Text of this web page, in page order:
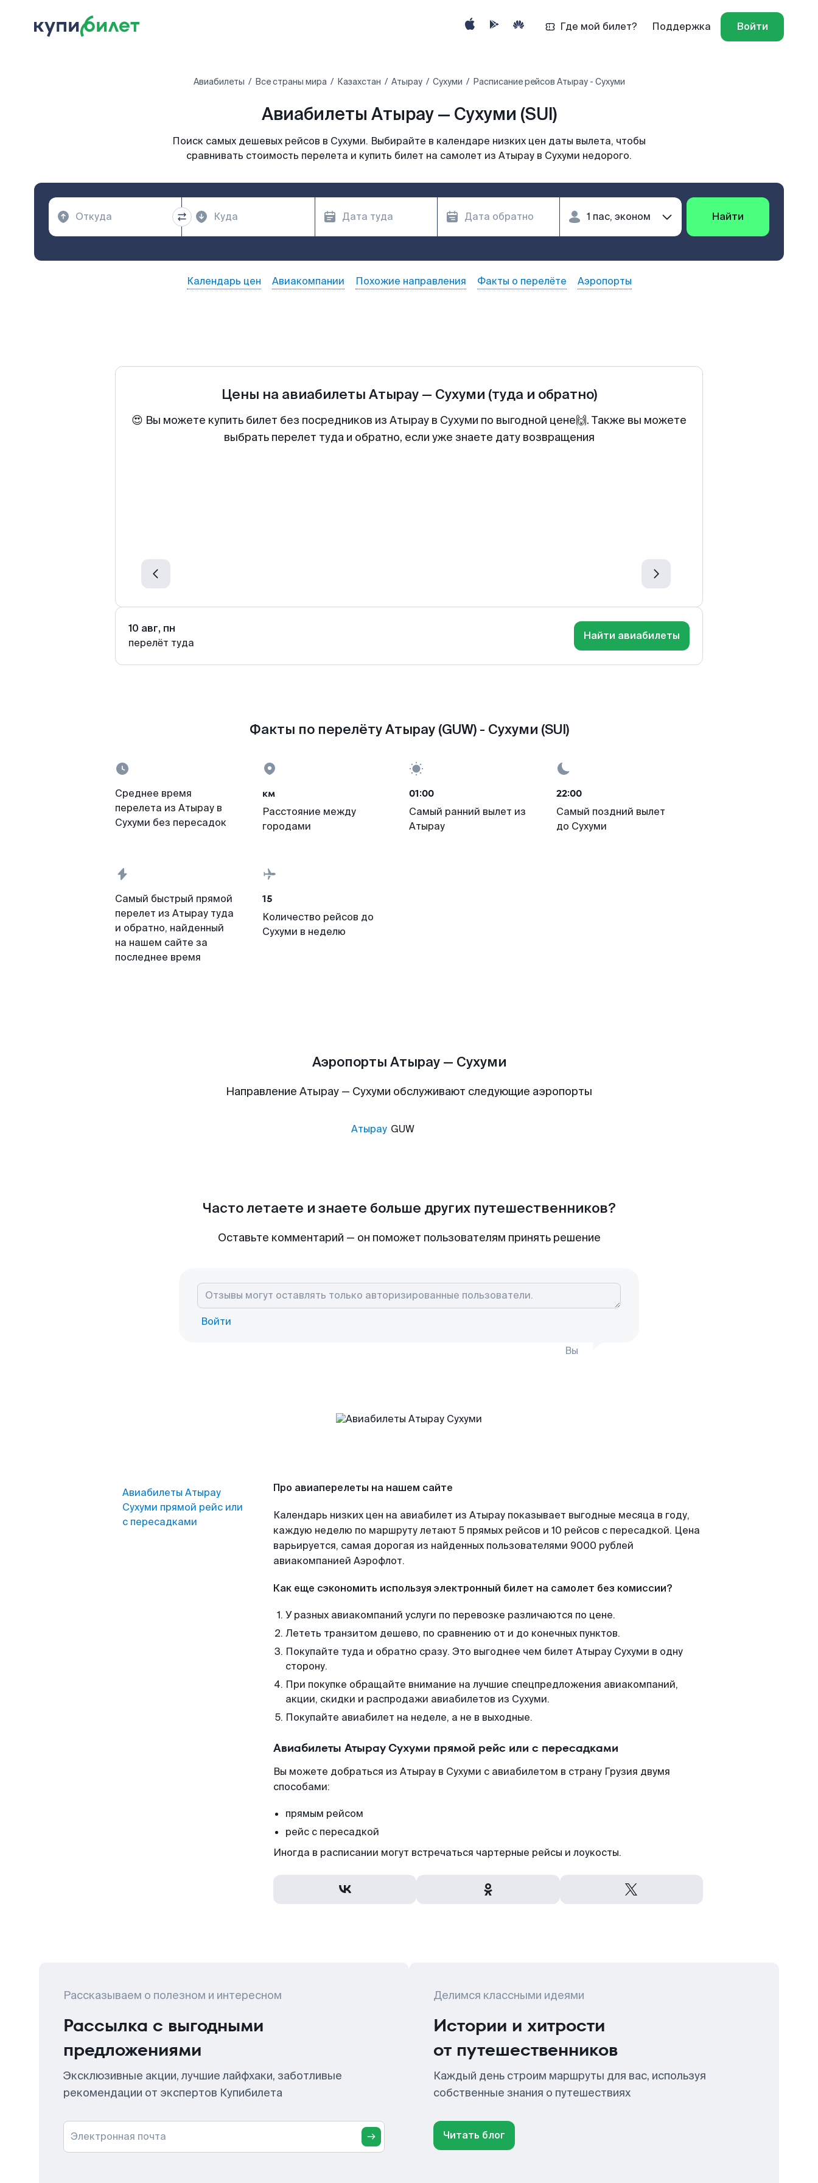
Где мой билет? Поддержка Войти
Авиабилеты Все страны мира Казахстан Атырау Сухуми Расписание рейсов Атырау - Сухуми
Авиабилеты Атырау — Сухуми (SUI)
Поиск самых дешевых рейсов в Сухуми. Выбирайте в календаре низких цен даты вылета, чтобы
сравнивать стоимость перелета и купить билет на самолет из Атырау в Сухуми недорого.
Найти
Календарь цен Авиакомпании Похожие направления Факты о перелёте Аэропорты
Цены на авиабилеты Атырау— Сухуми (туда и обратно)
😍 Вы можете купить билет без посредников из Атырау в Сухуми по выгодной цене🙌. Также вы можете
выбрать перелет туда и обратно, если уже знаете дату возвращения
10 авг, пн
перелёт туда
Найти авиабилеты
Факты по перелёту Атырау (GUW) - Сухуми (SUI)
Среднее время
перелета из Атырау в
Сухуми без пересадок
км
Расстояние между
городами
01:00
Самый ранний вылет из
Атырау
22:00
Самый поздний вылет
до Сухуми
Самый быстрый прямой
перелет из Атырау туда
и обратно, найденный
на нашем сайте за
последнее время
15
Количество рейсов до
Сухуми в неделю
Аэропорты Атырау — Сухуми
Направление Атырау — Сухуми обслуживают следующие аэропорты
Атырау GUW
Часто летаете и знаете больше других путешественников?
Оставьте комментарий — он поможет пользователям принять решение
Войти
Вы
Авиабилеты Атырау
Сухуми прямой рейс или
с пересадками
Про авиаперелеты на нашем сайте
Календарь низких цен на авиабилет из Атырау показывает выгодные месяца в году,
каждую неделю по маршруту летают 5 прямых рейсов и 10 рейсов с пересадкой. Цена
варьируется, самая дорогая из найденных пользователями 9000 рублей
авиакомпанией Аэрофлот.
Как еще сэкономить используя электронный билет на самолет без комиссии?
У разных авиакомпаний услуги по перевозке различаются по цене.
Лететь транзитом дешево, по сравнению от и до конечных пунктов.
Покупайте туда и обратно сразу. Это выгоднее чем билет Атырау Сухуми в одну
сторону.
При покупке обращайте внимание на лучшие спецпредложения авиакомпаний,
акции, скидки и распродажи авиабилетов из Сухуми.
Покупайте авиабилет на неделе, а не в выходные.
Авиабилеты Атырау Сухуми прямой рейс или с пересадками
Вы можете добраться из Атырау в Сухуми с авиабилетом в страну Грузия двумя
способами:
прямым рейсом
рейс с пересадкой
Иногда в расписании могут встречаться чартерные рейсы и лоукосты.
Рассказываем о полезном и интересном
Рассылка с выгодными
предложениями
Эксклюзивные акции, лучшие лайфхаки, заботливые
рекомендации от экспертов Купибилета
Электронная почта
Делимся классными идеями
Истории и хитрости
от путешественников
Каждый день строим маршруты для вас, используя
собственные знания о путешествиях
Читать блог